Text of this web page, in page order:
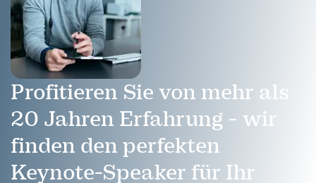
Profitieren Sie von mehr als
20 Jahren Erfahrung - wir
finden den perfekten
Keynote-Speaker für Ihr